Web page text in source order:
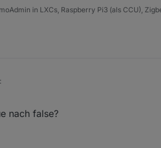
in LXCs, Raspberry Pi3 (als CCU),
:
nach false?